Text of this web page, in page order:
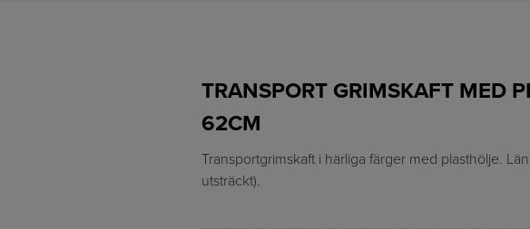
TRANSPORT GRIMSKAFT MED
62CM
Transportgrimskaft i härliga färger med plasthölje.
utsträckt).